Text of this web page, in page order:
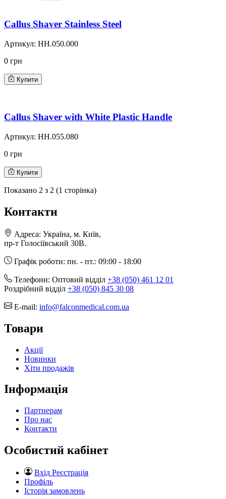
Callus Shaver Stainless Steel
Артикул: HH.050.000
0 грн
Купити
Callus Shaver with White Plastic Handle
Артикул: HH.055.080
0 грн
Купити
Показано 2 з 2 (1 сторінка)
Контакти
Адреса: Україна, м. Київ,
пр-т Голосіївський 30В.
Графік роботи: пн. - пт.: 09:00 - 18:00
Телефони: Оптовий відділ +38 (050) 461 12 01
Роздрібний відділ +38 (050) 845 30 08
E-mail: info@falconmedical.com.ua
Товари
Акції
Новинки
Хіти продажів
Інформація
Партнерам
Про нас
Контакти
Особистий кабінет
Вхід Реєстрація
Профіль
Історія замовлень